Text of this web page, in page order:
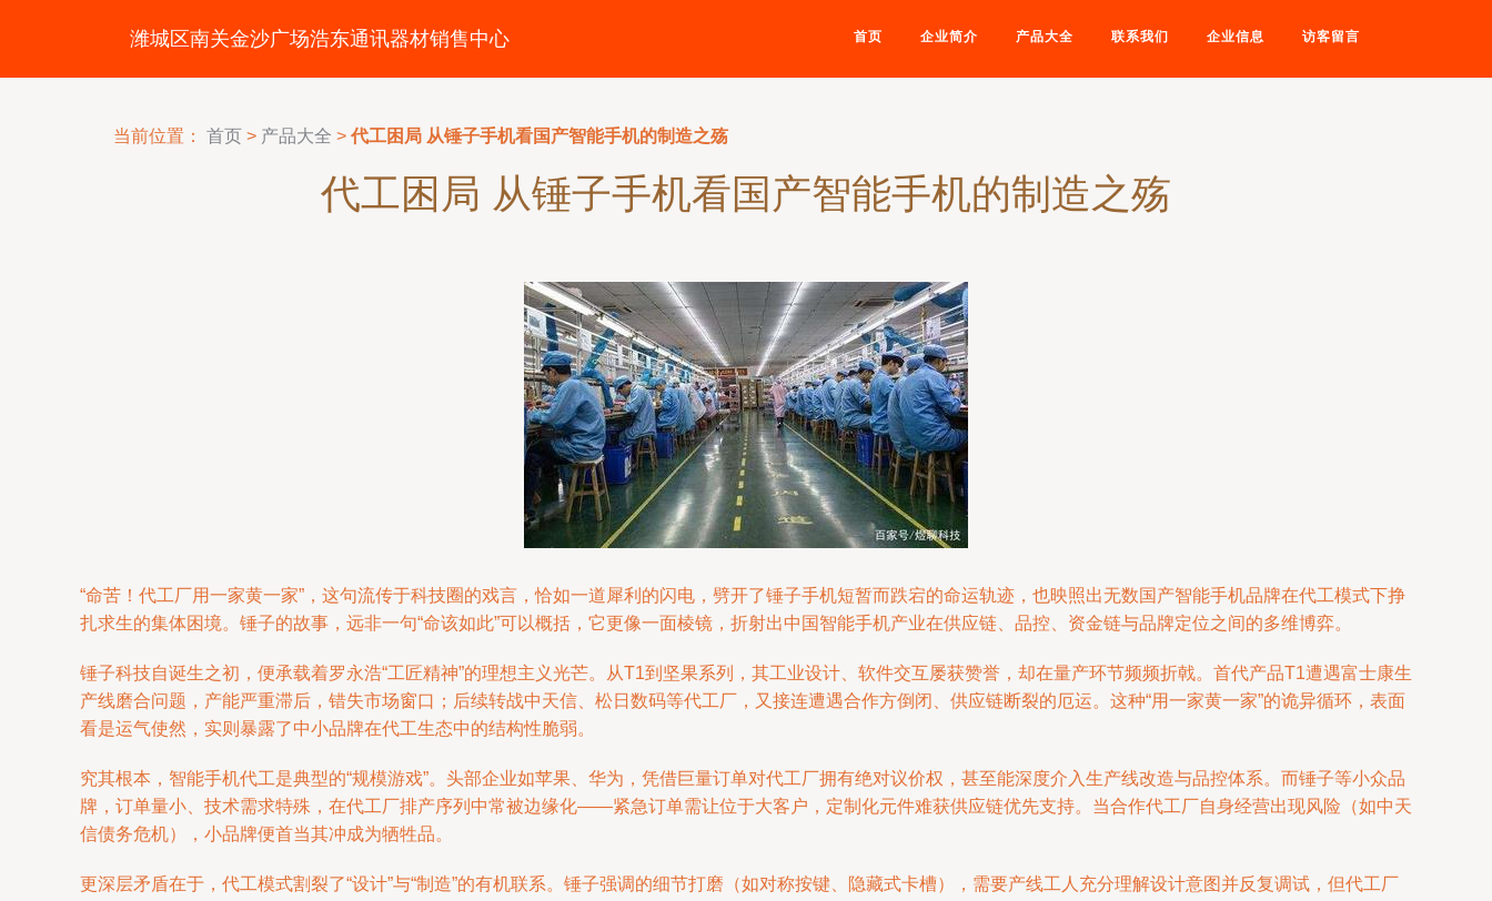
潍城区南关金沙广场浩东通讯器材销售中心 首页 企业简介 产品大全 联系我们 企业信息 访客留言
当前位置： 首页 > 产品大全 > 代工困局 从锤子手机看国产智能手机的制造之殇
代工困局 从锤子手机看国产智能手机的制造之殇
“命苦！代工厂用一家黄一家”，这句流传于科技圈的戏言，恰如一道犀利的闪电，劈开了锤子手机短暂而跌宕的命运轨迹，也映照出无数国产智能手机品牌在代工模式下挣
扎求生的集体困境。锤子的故事，远非一句“命该如此”可以概括，它更像一面棱镜，折射出中国智能手机产业在供应链、品控、资金链与品牌定位之间的多维博弈。
锤子科技自诞生之初，便承载着罗永浩“工匠精神”的理想主义光芒。从T1到坚果系列，其工业设计、软件交互屡获赞誉，却在量产环节频频折戟。首代产品T1遭遇富士康生
产线磨合问题，产能严重滞后，错失市场窗口；后续转战中天信、松日数码等代工厂，又接连遭遇合作方倒闭、供应链断裂的厄运。这种“用一家黄一家”的诡异循环，表面
看是运气使然，实则暴露了中小品牌在代工生态中的结构性脆弱。
究其根本，智能手机代工是典型的“规模游戏”。头部企业如苹果、华为，凭借巨量订单对代工厂拥有绝对议价权，甚至能深度介入生产线改造与品控体系。而锤子等小众品
牌，订单量小、技术需求特殊，在代工厂排产序列中常被边缘化——紧急订单需让位于大客户，定制化元件难获供应链优先支持。当合作代工厂自身经营出现风险（如中天
信债务危机），小品牌便首当其冲成为牺牲品。
更深层矛盾在于，代工模式割裂了“设计”与“制造”的有机联系。锤子强调的细节打磨（如对称按键、隐藏式卡槽），需要产线工人充分理解设计意图并反复调试，但代工厂